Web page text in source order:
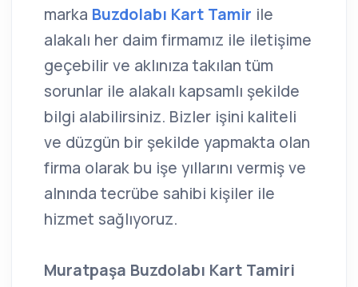
marka Buzdolabı Kart Tamir ile
alakalı her daim firmamız ile iletişime
geçebilir ve aklınıza takılan tüm
sorunlar ile alakalı kapsamlı şekilde
bilgi alabilirsiniz. Bizler işini kaliteli
ve düzgün bir şekilde yapmakta olan
firma olarak bu işe yıllarını vermiş ve
alnında tecrübe sahibi kişiler ile
hizmet sağlıyoruz.
Muratpaşa Buzdolabı Kart Tamiri